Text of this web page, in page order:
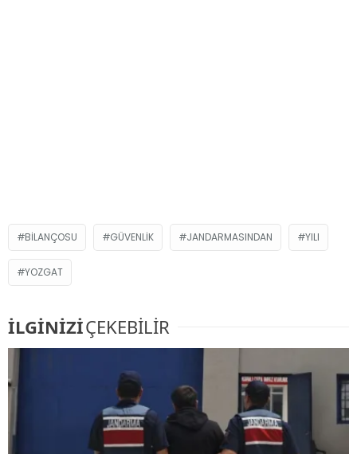
BILANÇOSU GÜVENLIK JANDARMASINDAN YILI
YOZGAT
İLGİNİZİÇEKEBİLİR